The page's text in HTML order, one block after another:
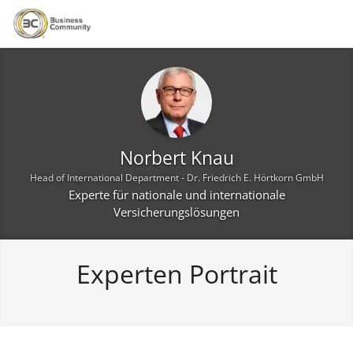
Zur Hauptnavigation springen
Zum Hauptinhalt springen
Zur Seitenfußzeile springen
Norbert Knau
Head of International Department - Dr. Friedrich E. Hörtkorn GmbH
Experte für nationale und internationale
Versicherungslösungen
Experten Portrait